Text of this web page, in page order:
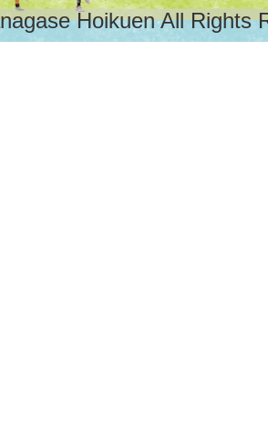
Hoikuen All Rights